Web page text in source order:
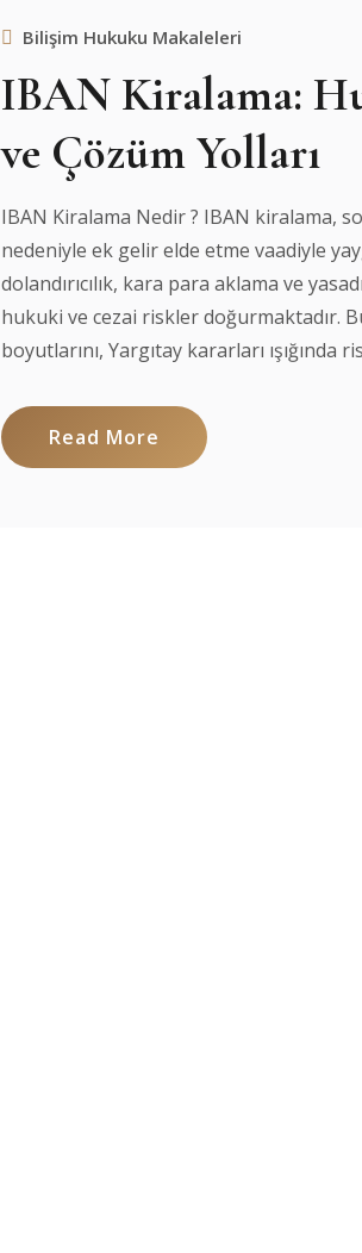
Bilişim Hukuku Makaleleri
IBAN Kiralama:
ve Çözüm Yolları
IBAN Kiralama Nedir ? IBAN kiralama,
nedeniyle ek gelir elde etme vaadiyle
dolandırıcılık, kara para aklama ve
hukuki ve cezai riskler doğurmaktadır.
boyutlarını, Yargıtay kararları ışığında
Read More